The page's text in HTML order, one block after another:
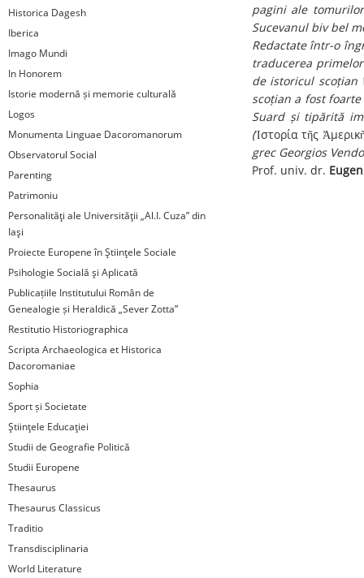
Historica Dagesh
Iberica
Imago Mundi
In Honorem
Istorie modernă și memorie culturală
Logos
Monumenta Linguae Dacoromanorum
Observatorul Social
Parenting
Patrimoniu
Personalităţi ale Universităţii „Al.I. Cuza” din
Iaşi
Proiecte Europene în Ştiinţele Sociale
Psihologie Socială şi Aplicată
Publicațiile Institutului Român de
Genealogie și Heraldică „Sever Zotta”
Restitutio Historiographica
Scripta Archaeologica et Historica
Dacoromaniae
Sophia
Sport și Societate
Ştiinţele Educaţiei
Studii de Geografie Politică
Studii Europene
Thesaurus
Thesaurus Classicus
Traditio
Transdisciplinaria
World Literature
pagini ale
Sucevanul biv bel
Redactate într-o
traducerea
de istoricul scoțian
scoțian a fost
Suard și tipărită
(Ἱστορία τῆς
grec Georgios
Prof. univ. dr.